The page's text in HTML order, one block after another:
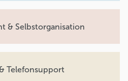
& Selbstorganisation
Telefonsupport